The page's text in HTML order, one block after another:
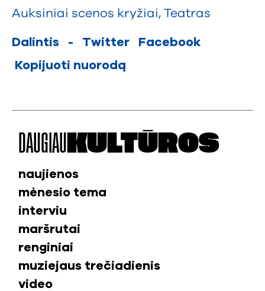
Auksiniai scenos kryžiai, Teatras
Dalintis - Twitter
Facebook
Kopijuoti nuorodą
DAUGIAU KULTŪROS
naujienos
mėnesio tema
interviu
maršrutai
renginiai
muziejaus trečiadienis
video